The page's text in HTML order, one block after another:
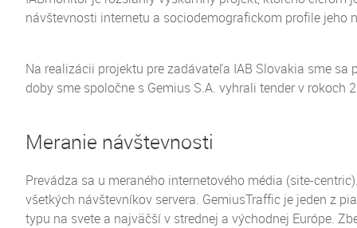
návštevnosti internetu a sociodemografickom profile jeho
Na realizácii projektu pre zadávateľa IAB Slovakia sme sa
doby sme spoločne s Gemius S.A. vyhrali tender v rokoch
Meranie návštevnosti
Prevádza sa u meraného internetového média (site-
všetkých návštevníkov servera. GemiusTraffic je jeden z
typu na svete a najväčší v strednej a východnej Európe.